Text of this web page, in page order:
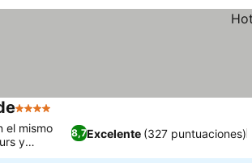
4 Estrellas
8,7Excelente (327 puntuaciones)
el mismo
y